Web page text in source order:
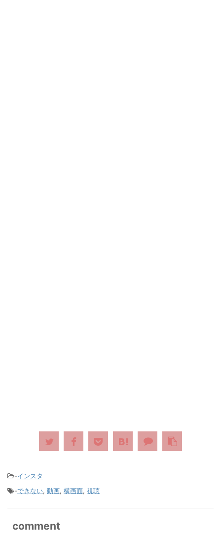
-インスタ
-できない, 動画, 横画面, 視聴
comment